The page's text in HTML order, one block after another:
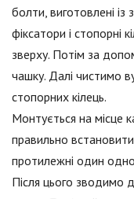
болти, виготовлені із
фіксатори і стопорні
зверху. Потім за
чашку. Далі чистимо
стопорних кілець.
Монтується на місце
правильно
протилежні один
Після цього зводимо